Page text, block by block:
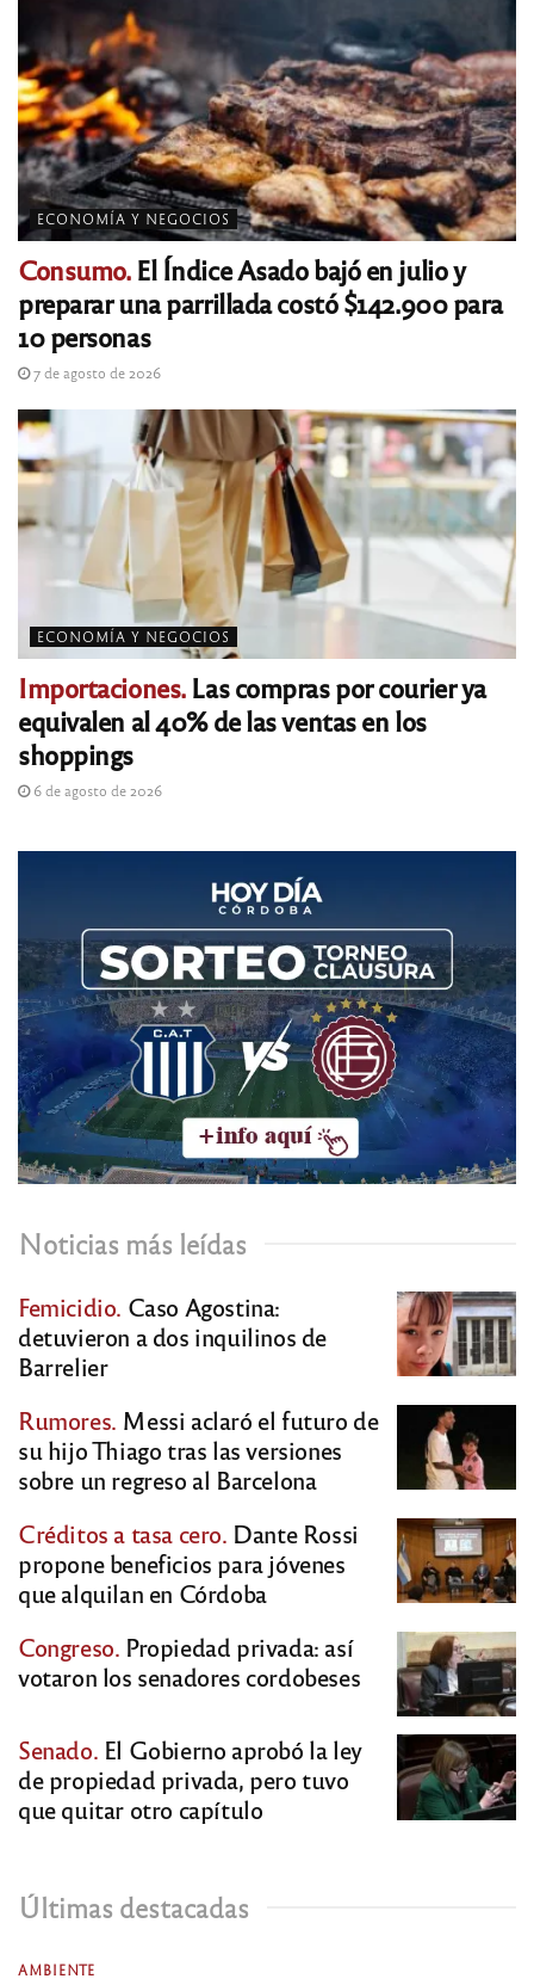
ECONOMÍA Y NEGOCIOS
Consumo.El Índice Asado bajó en julio y
preparar una parrillada costó $142.900 para
10 personas
7 de agosto de 2026
ECONOMÍA Y NEGOCIOS
Importaciones.Las compras por courier ya
equivalen al 40% de las ventas en los
shoppings
6 de agosto de 2026
Noticias más leídas
Femicidio. Caso Agostina:
detuvieron a dos inquilinos de
Barrelier
Rumores. Messi aclaró el futuro de
su hijo Thiago tras las versiones
sobre un regreso al Barcelona
Créditos a tasa cero. Dante Rossi
propone beneficios para jóvenes
que alquilan en Córdoba
Congreso. Propiedad privada: así
votaron los senadores cordobeses
Senado. El Gobierno aprobó la ley
de propiedad privada, pero tuvo
que quitar otro capítulo
Últimas destacadas
AMBIENTE